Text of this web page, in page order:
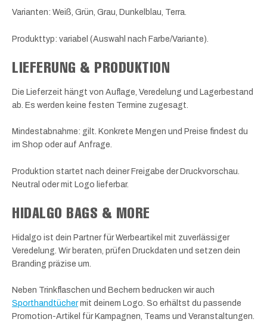
Varianten: Weiß, Grün, Grau, Dunkelblau, Terra.
Produkttyp: variabel (Auswahl nach Farbe/Variante).
LIEFERUNG & PRODUKTION
Die Lieferzeit hängt von Auflage, Veredelung und Lagerbestand
ab. Es werden keine festen Termine zugesagt.
Mindestabnahme: gilt. Konkrete Mengen und Preise findest du
im Shop oder auf Anfrage.
Produktion startet nach deiner Freigabe der Druckvorschau.
Neutral oder mit Logo lieferbar.
HIDALGO BAGS & MORE
Hidalgo ist dein Partner für Werbeartikel mit zuverlässiger
Veredelung. Wir beraten, prüfen Druckdaten und setzen dein
Branding präzise um.
Neben Trinkflaschen und Bechern bedrucken wir auch
Sporthandtüchermit deinem Logo. So erhältst du passende
Promotion-Artikel für Kampagnen, Teams und Veranstaltungen.